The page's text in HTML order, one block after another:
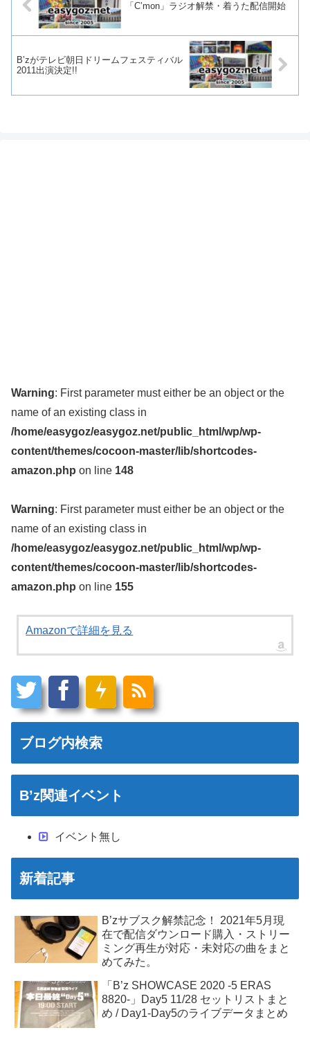
「C’mon」ラジオ解禁・着うた配信開始
B’zがテレビ朝日ドリームフェスティバル
2011出演決定!!
Warning: First parameter must either be an object or the
name of an existing class in
/home/easygoz/easygoz.net/public_html/wp/wp-
content/themes/cocoon-master/lib/shortcodes-
amazon.php on line 148
Warning: First parameter must either be an object or the
name of an existing class in
/home/easygoz/easygoz.net/public_html/wp/wp-
content/themes/cocoon-master/lib/shortcodes-
amazon.php on line 155
Amazonで詳細を見る
ブログ内検索
B’z関連イベント
イベント無し
新着記事
B’zサブスク解禁記念！ 2021年5月現
在で配信ダウンロード購入・ストリー
ミング再生が対応・未対応の曲をまと
めてみた。
「B’z SHOWCASE 2020 -5 ERAS
8820-」Day5 11/28 セットリストまと
め / Day1-Day5のライブデータまとめ